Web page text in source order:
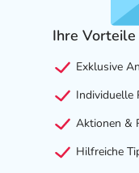
Ihre
Exklusive
Individuelle
Aktionen &
Hilfreiche